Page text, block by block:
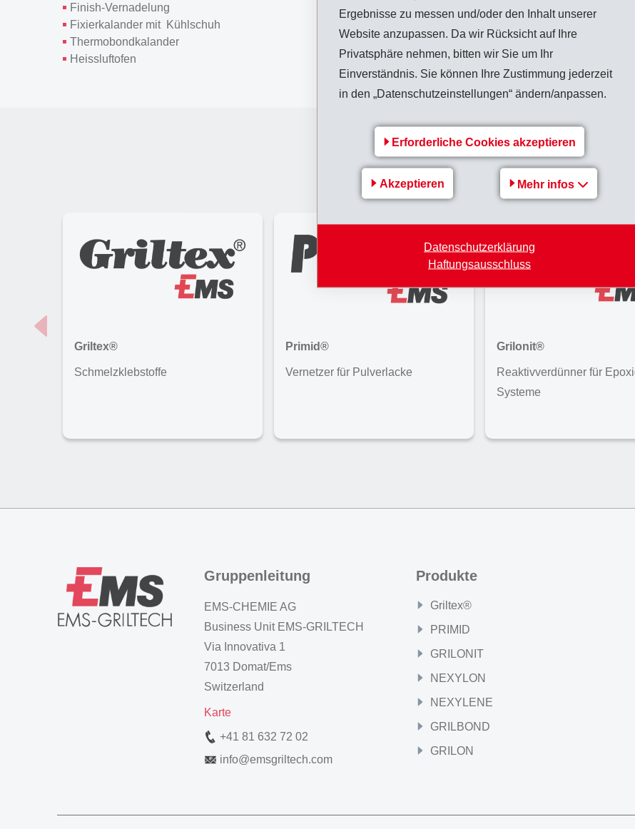
Ergebnisse zu messen und/oder den Inhalt unserer
Website anzupassen. Da wir Rücksicht auf Ihre
Privatsphäre nehmen, bitten wir Sie um Ihr
Einverständnis. Sie können Ihre Zustimmung jederzeit
in den „Datenschutzeinstellungen“ ändern/anpassen.
Erforderliche Cookies akzeptieren
Akzeptieren Mehr infos
Datenschutzerklärung
Haftungsausschluss
Finish-Vernadelung
Fixierkalander mit Kühlschuh
Thermobondkalander
Heissluftofen
EMS-GRILTECH
Unsere Produkte
Griltex®
Schmelzklebstoffe
Primid®
Vernetzer für Pulverlacke
Grilonit®
Reaktivverdünner für
Systeme
Gruppenleitung
EMS-CHEMIE AG
Business Unit EMS-GRILTECH
Via Innovativa 1
7013 Domat/Ems
Switzerland
Karte
+41 81 632 72 02
info@emsgriltech.com
Produkte
Griltex®
PRIMID
GRILONIT
NEXYLON
NEXYLENE
GRILBOND
GRILON